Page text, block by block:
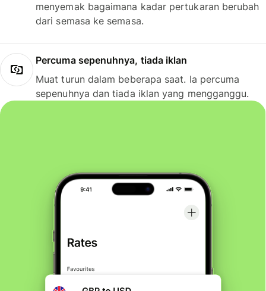
menyemak bagaimana kadar pertukaran berubah
dari semasa ke semasa.
Percuma sepenuhnya, tiada iklan
Muat turun dalam beberapa saat. Ia percuma
sepenuhnya dan tiada iklan yang mengganggu.